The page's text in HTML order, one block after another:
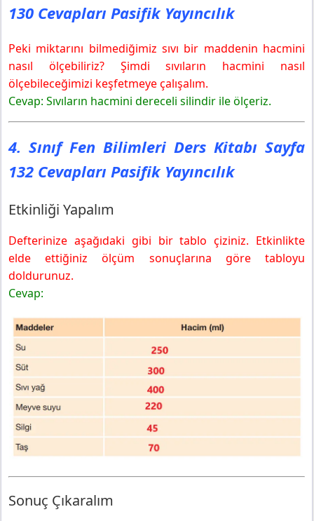
130 Cevapları Pasifik Yayıncılık
Peki miktarını bilmediğimiz sıvı bir maddenin hacmini
nasıl ölçebiliriz? Şimdi sıvıların hacmini nasıl
ölçebileceğimizi keşfetmeye çalışalım.
Cevap: Sıvıların hacmini dereceli silindir ile ölçeriz.
4. Sınıf Fen Bilimleri Ders Kitabı Sayfa
132 Cevapları Pasifik Yayıncılık
Etkinliği Yapalım
Defterinize aşağıdaki gibi bir tablo çiziniz. Etkinlikte
elde ettiğiniz ölçüm sonuçlarına göre tabloyu
doldurunuz.
Cevap:
Sonuç Çıkaralım